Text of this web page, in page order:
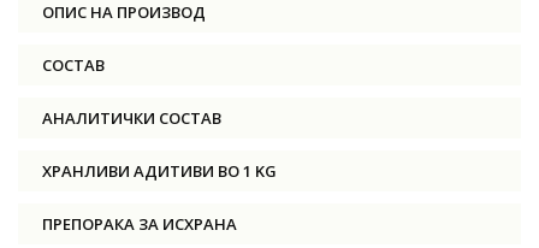
ОПИС НА ПРОИЗВОД
СОСТАВ
АНАЛИТИЧКИ СОСТАВ
ХРАНЛИВИ АДИТИВИ ВО 1 KG
ПРЕПОРАКА ЗА ИСХРАНА